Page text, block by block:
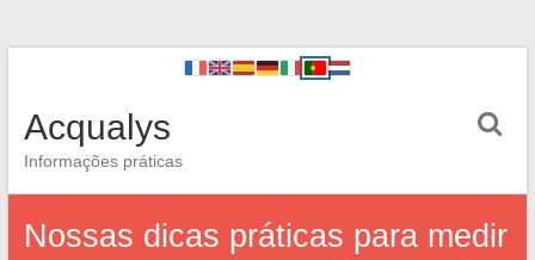
Acqualys
Informações práticas
Nossas dicas práticas para medir